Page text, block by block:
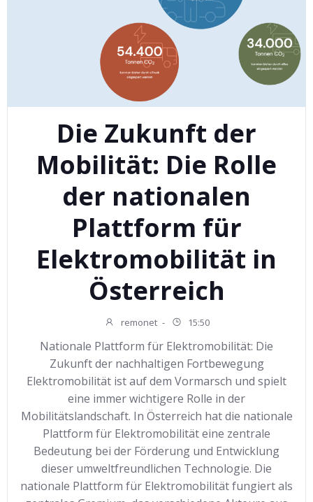
Die Zukunft der
Mobilität: Die Rolle
der nationalen
Plattform für
Elektromobilität in
Österreich
remonet - 15:50
Nationale Plattform für Elektromobilität: Die
Zukunft der nachhaltigen Fortbewegung
Elektromobilität ist auf dem Vormarsch und spielt
eine immer wichtigere Rolle in der
Mobilitätslandschaft. In Österreich hat die nationale
Plattform für Elektromobilität eine zentrale
Bedeutung bei der Förderung und Entwicklung
dieser umweltfreundlichen Technologie. Die
nationale Plattform für Elektromobilität fungiert als